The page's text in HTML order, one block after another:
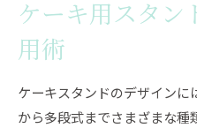
ケーキ用スタン
用術
ケーキスタンドのデザイン
から多段式までさまざまな種